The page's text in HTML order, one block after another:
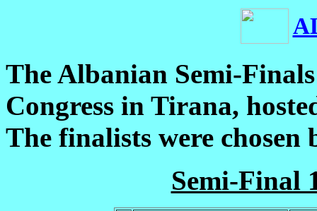
The Albanian Semi-
Congress in Tirana,
The finalists were
Semi-Final